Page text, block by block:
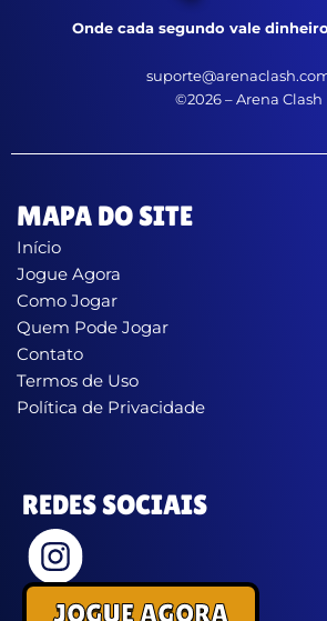
Onde cada segundo vale
©2026 – Arena Clash
MAPA DO SITE
Início
Jogue Agora
Como Jogar
Quem Pode Jogar
Contato
Termos de Uso
Política de Privacidade
REDES SOCIAIS
JOGUE AGORA